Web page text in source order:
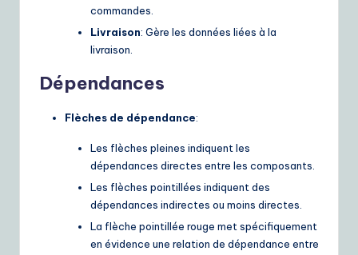
commandes.
Livraison: Gère les données liées à la
livraison.
Dépendances
Flèches de dépendance:
Les flèches pleines indiquent les
dépendances directes entre les composants.
Les flèches pointillées indiquent des
dépendances indirectes ou moins directes.
La flèche pointillée rouge met spécifiquement
en évidence une relation de dépendance entre